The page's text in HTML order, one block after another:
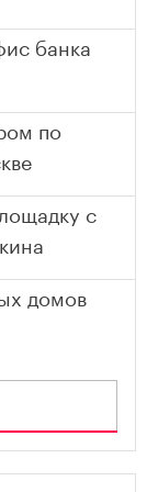
банка
по
с
домов